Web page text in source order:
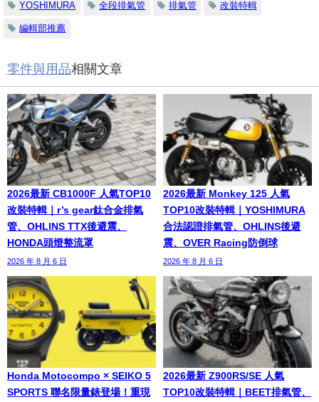
YOSHIMURA 全段排氣管 排氣管 改裝特輯
編輯部推薦
零件與用品相關文章
2026最新 CB1000F 人氣TOP10
改裝特輯｜r’s gear鈦合金排氣
管、OHLINS TTX後避震、
HONDA頭燈整流罩
2026 年 8 月 6 日
2026最新 Monkey 125 人氣
TOP10改裝特輯｜YOSHIMURA
合法認證排氣管、OHLINS後避
震、OVER Racing防倒球
2026 年 8 月 6 日
Honda Motocompo × SEIKO 5
SPORTS 聯名限量錶登場！重現
2026最新 Z900RS/SE 人氣
TOP10改裝特輯｜BEET排氣管、